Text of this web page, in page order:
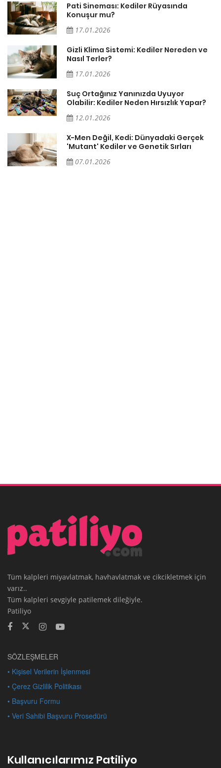
Pati Sineması: Kediler Rüyasında
Konuşur mu?
17.01.2026
Gizli Klima Sistemi: Kediler Nereden ve
Nasıl Terler?
17.01.2026
Suç Ortağınız Yanınızda Uyuyor
Olabilir: Kediler Neden Hırsızlık Yapar?
12.01.2026
X-Men Değil, Kedi: Dünyadaki Gerçek
'Mutant' Kediler ve Genetik Sırları
07.01.2026
Tüm kalpleri miyavlatmak, havhavlatmak ve cikcikletmek için
varız..
Tüm kalpleri sevgiyle patilemek dileğiyle.
Patiliyo
SÖZLEŞMELER
• Kişisel Verilerin İşlenmesi
• Çerez Gizlilik Politikası
• Başvuru Formu
• Veri Sahibi Başvuru Prosedürü
Kullanıcılarımız Patiliyo